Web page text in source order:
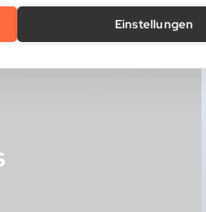
Einstellungen